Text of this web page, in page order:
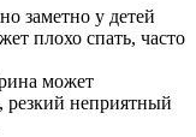
заметно у детей
плохо спать, часто
может
резкий неприятный